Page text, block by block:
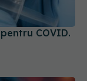
COVID.